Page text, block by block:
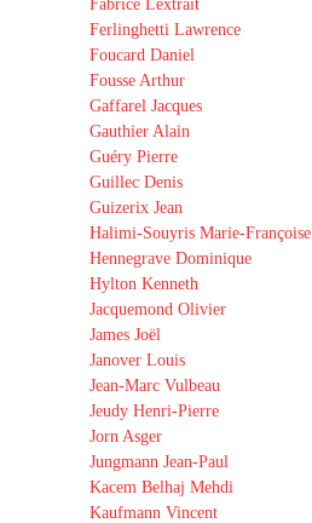
Fabrice Lextrait
Ferlinghetti Lawrence
Foucard Daniel
Fousse Arthur
Gaffarel Jacques
Gauthier Alain
Guéry Pierre
Guillec Denis
Guizerix Jean
Halimi-Souyris Marie-Françoise
Hennegrave Dominique
Hylton Kenneth
Jacquemond Olivier
James Joël
Janover Louis
Jean-Marc Vulbeau
Jeudy Henri-Pierre
Jorn Asger
Jungmann Jean-Paul
Kacem Belhaj Mehdi
Kaufmann Vincent